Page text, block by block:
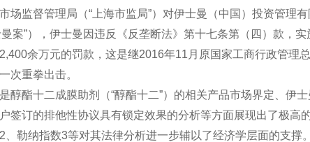
场监督管理局（“上海市监局”）对伊士曼（中国）投资管理有
曼案”），伊士曼因违反《反垄断法》第十七条第（四）款，
余万元的罚款，这是继2016年11月原国家工商行政管理
次重拳出击。
醇酯十二成膜助剂（“醇酯十二”）的相关产品市场界定、伊
签订的排他性协议具有锁定效果的分析等方面展现出了极高
、勒纳指数3等对其法律分析进一步辅以了经济学层面的支撑